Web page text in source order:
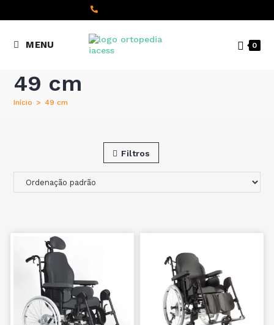
Chamada para a rede fixa
MENU 0
49 cm
Início > 49 cm
Filtros